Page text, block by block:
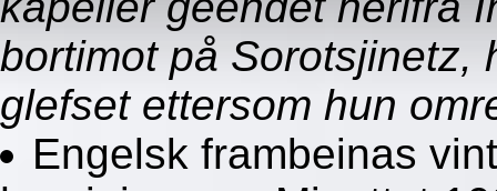
bortimot på Sorotsjinetz,
glefset ettersom hun
Engelsk frambeinas